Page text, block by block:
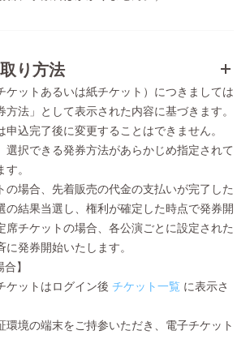
り方法
ケットあるいは紙チケット）につきましては
法」として表示された内容に基づきます。
申込完了後に変更することはできません。
選択できる発券方法があらかじめ指定されて
。
の場合、先着販売の代金の支払いが完了した
の結果当選し、権利が確定した時点で発券開
席チケットの場合、各公演ごとに設定された
発券開始いたします。
】
ケットはログイン後 チケット一覧 に表示さ
環境の端末をご持参いただき、電子チケット